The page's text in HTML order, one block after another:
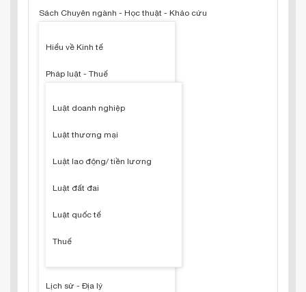
Sách Chuyên ngành - Học thuật - Khảo cứu
Hiểu về Kinh tế
Pháp luật - Thuế
Luật doanh nghiệp
Luật thương mại
Luật lao động/ tiền lương
Luật đất đai
Luật quốc tế
Thuế
Lịch sử - Địa lý